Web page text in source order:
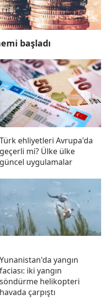
başladı
Türk ehliyetleri Avrupa'da
geçerli mi? Ülke ülke
güncel uygulamalar
Yunanistan'da yangın
faciası: iki yangın
söndürme helikopteri
havada çarpıştı